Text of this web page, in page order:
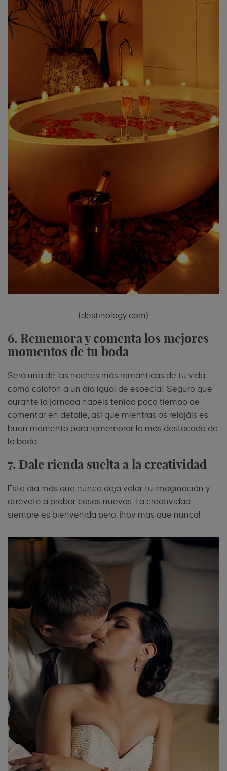
(destinology.com)
6. Rememora y comenta los mejores
momentos de tu boda
Será una de las noches más románticas de tu vida,
como colofón a un día igual de especial. Seguro que
durante la jornada habéis tenido poco tiempo de
comentar en detalle, así que mientras os relajáis es
buen momento para rememorar lo más destacado de
la boda.
7. Dale rienda suelta a la creatividad
Este día más que nunca deja volar tu imaginación y
atrévete a probar cosas nuevas. La creatividad
siempre es bienvenida pero, ¡hoy más que nunca!